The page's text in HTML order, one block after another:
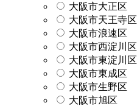
大阪市大正区
大阪市天王寺区
大阪市浪速区
大阪市西淀川区
大阪市東淀川区
大阪市東成区
大阪市生野区
大阪市旭区